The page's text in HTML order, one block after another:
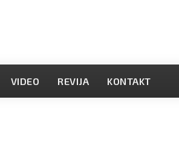
VIDEO REVIJA KONTAKT